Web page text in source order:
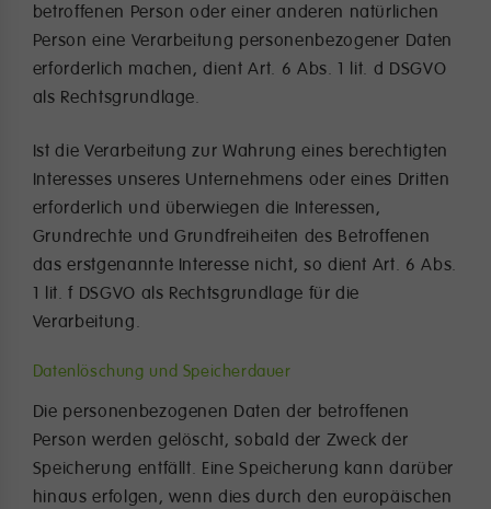
betroffenen Person oder einer anderen natürlichen
Person eine Verarbeitung personenbezogener Daten
erforderlich machen, dient Art. 6 Abs. 1 lit. d DSGVO
als Rechtsgrundlage.
Ist die Verarbeitung zur Wahrung eines berechtigten
Interesses unseres Unternehmens oder eines Dritten
erforderlich und überwiegen die Interessen,
Grundrechte und Grundfreiheiten des Betroffenen
das erstgenannte Interesse nicht, so dient Art. 6 Abs.
1 lit. f DSGVO als Rechtsgrundlage für die
Verarbeitung.
Datenlöschung und Speicherdauer
Die personenbezogenen Daten der betroffenen
Person werden gelöscht, sobald der Zweck der
Speicherung entfällt. Eine Speicherung kann darüber
hinaus erfolgen, wenn dies durch den europäischen